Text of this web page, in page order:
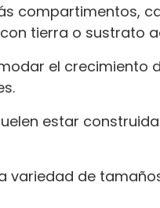
compartimentos,
tierra o sustrato
el crecimiento
estar
variedad de